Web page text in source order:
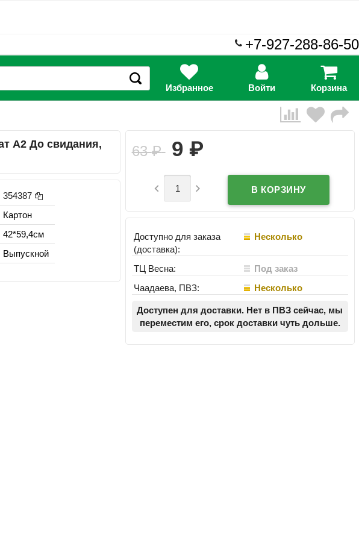
+7-927-288-86-50
Избранное Войти Корзина
А2 До свидания,
354387
Картон
42*59,4см
Выпускной
63₽ 9 ₽
 
Доступно для заказа
(доставка):
Несколько
ТЦ Весна:
Под заказ
Чаадаева, ПВЗ:
Несколько
Доступен для доставки. Нет в ПВЗ сейчас, мы
переместим его, срок доставки чуть дольше.